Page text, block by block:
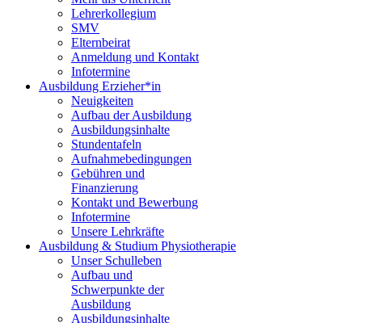
Lehrerkollegium
SMV
Elternbeirat
Anmeldung und Kontakt
Infotermine
Ausbildung Erzieher*in
Neuigkeiten
Aufbau der Ausbildung
Ausbildungsinhalte
Stundentafeln
Aufnahmebedingungen
Gebühren und
Finanzierung
Kontakt und Bewerbung
Infotermine
Unsere Lehrkräfte
Ausbildung & Studium Physiotherapie
Unser Schulleben
Aufbau und
Schwerpunkte der
Ausbildung
Ausbildungsinhalte